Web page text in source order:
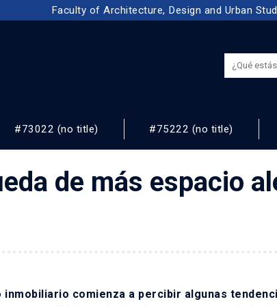
Faculty of Architecture, Design and Urban
#73022 (no title) #75222 (no title)
de más espacio
comienza a percibir algunas